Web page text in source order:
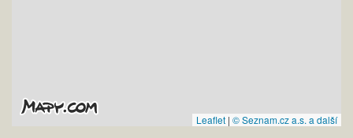
Leaflet | © Seznam.cz a.s. a další